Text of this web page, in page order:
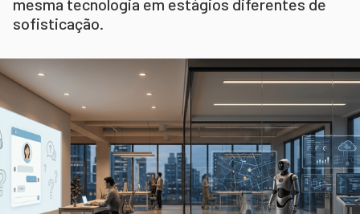
mesma tecnologia em estágios diferentes de
sofisticação.